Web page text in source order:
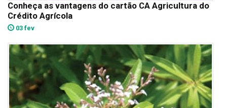
Conheça as vantagens do cartão CA Agricultura do
Crédito Agrícola
03 fev